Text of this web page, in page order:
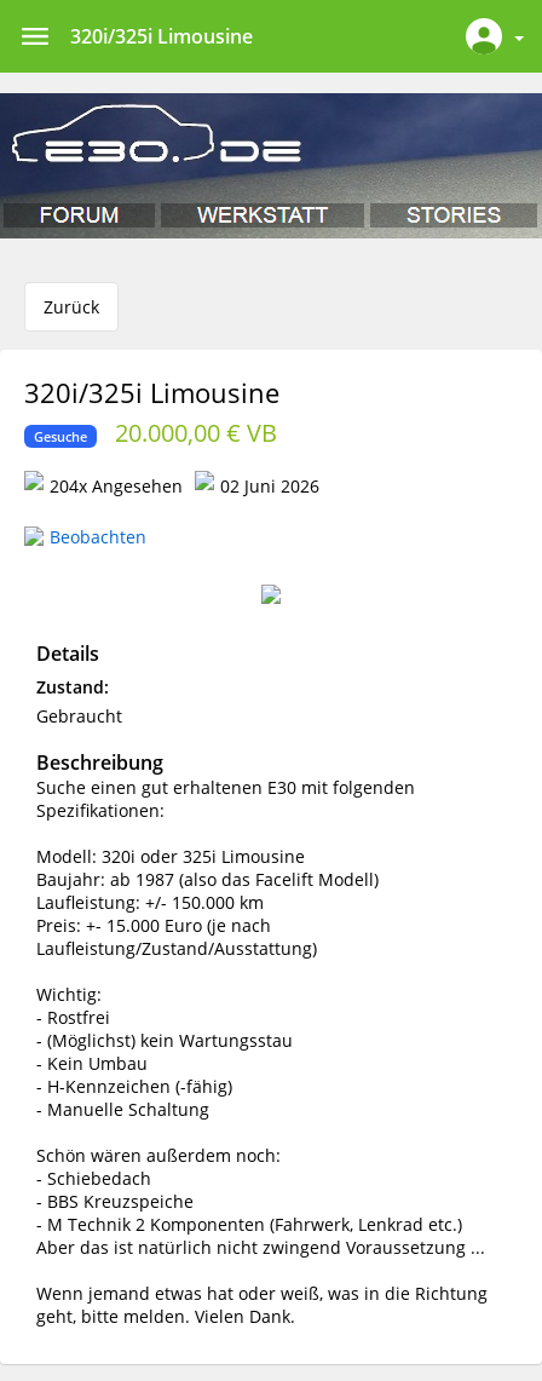
320i/325i Limousine
Zurück
320i/325i Limousine
Gesuche 20.000,00 € VB
204x Angesehen 02 Juni 2026
Beobachten
Details
Zustand:
Gebraucht
Beschreibung
Suche einen gut erhaltenen E30 mit folgenden
Spezifikationen:
Modell: 320i oder 325i Limousine
Baujahr: ab 1987 (also das Facelift Modell)
Laufleistung: +/- 150.000 km
Preis: +- 15.000 Euro (je nach
Laufleistung/Zustand/Ausstattung)
Wichtig:
- Rostfrei
- (Möglichst) kein Wartungsstau
- Kein Umbau
- H-Kennzeichen (-fähig)
- Manuelle Schaltung
Schön wären außerdem noch:
- Schiebedach
- BBS Kreuzspeiche
- M Technik 2 Komponenten (Fahrwerk, Lenkrad etc.)
Aber das ist natürlich nicht zwingend Voraussetzung ...
Wenn jemand etwas hat oder weiß, was in die Richtung
geht, bitte melden. Vielen Dank.